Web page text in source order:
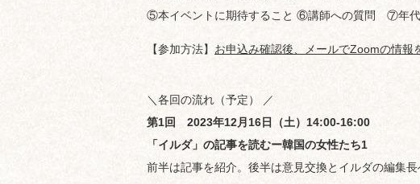
⑤本イベントに期待すること ⑥講師への質問 ⑦年
【参加方法】 お申込み確認後、メールでZoomの情報
＼各回の流れ（予定） ／
第1回 2023年12月16日（土）14:00-16:00
「イルダ」の記事を読むー韓国の女性たち1
前半は記事を紹介。後半は意見交換とイルダの編集長